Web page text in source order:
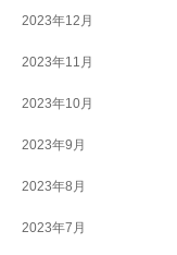
2023年12月
2023年11月
2023年10月
2023年9月
2023年8月
2023年7月